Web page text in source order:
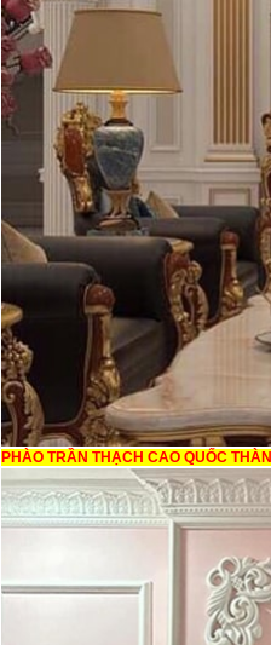
PHÀO TRẦN THẠCH CAO QUỐC